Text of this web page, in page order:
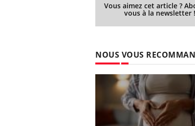
Vous aimez cet article ?
vous à la newsletter !
NOUS VOUS